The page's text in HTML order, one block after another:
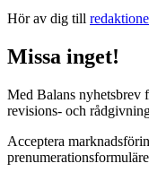
Hör av dig till
Missa inget!
Med Balans nyhetsbrev
revisions- och
Acceptera